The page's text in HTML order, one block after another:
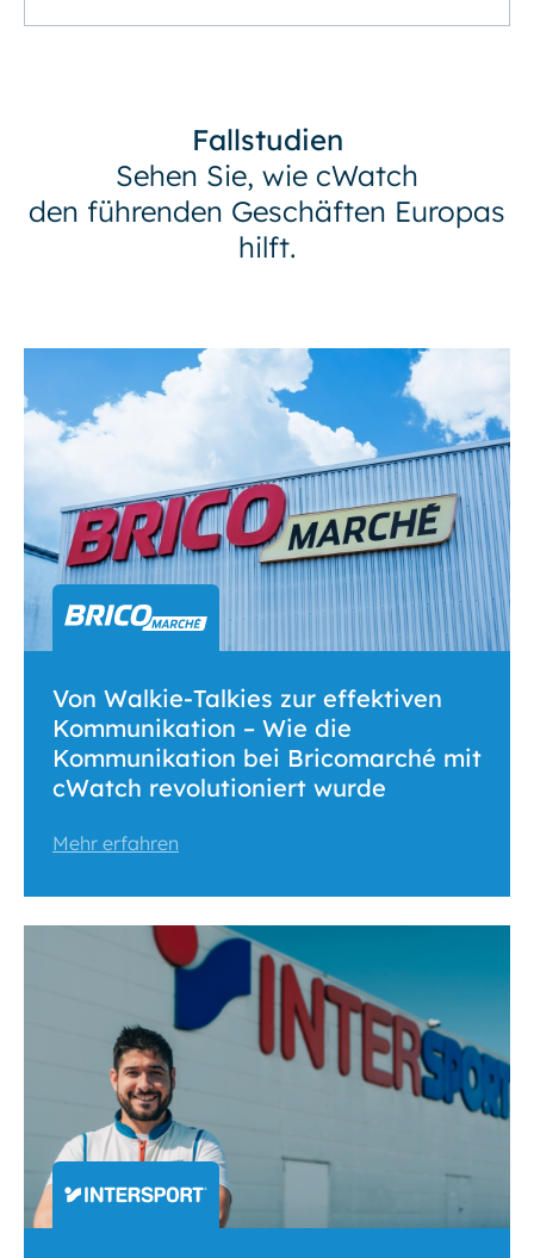
Fallstudien
Sehen Sie, wie cWatch
den führenden Geschäften Europas
hilft.
Von Walkie-Talkies zur effektiven
Kommunikation – Wie die
Kommunikation bei Bricomarché mit
cWatch revolutioniert wurde
Mehr erfahren